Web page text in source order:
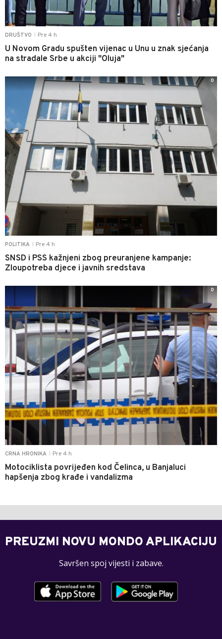
DRUŠTVO Pre 4 h
U Novom Gradu spušten vijenac u Unu u znak sjećanja
na stradale Srbe u akciji "Oluja"
POLITIKA Pre 4 h
SNSD i PSS kažnjeni zbog preuranjene kampanje:
Zloupotreba djece i javnih sredstava
0
CRNA HRONIKA Pre 4 h
Motociklista povrijeđen kod Čelinca, u Banjaluci
hapšenja zbog krađe i vandalizma
0
PREUZMI NOVU MONDO APLIKACIJU
Savršen spoj vijesti i zabave.